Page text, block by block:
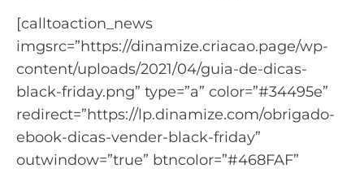
[calltoaction_news
imgsrc=”https://dinamize.criacao.page/wp-
content/uploads/2021/04/guia-de-dicas-
black-friday.png” type=”a” color=”#34495e”
redirect=”https://lp.dinamize.com/obrigado-
ebook-dicas-vender-black-friday”
outwindow=”true” btncolor=”#468FAF”